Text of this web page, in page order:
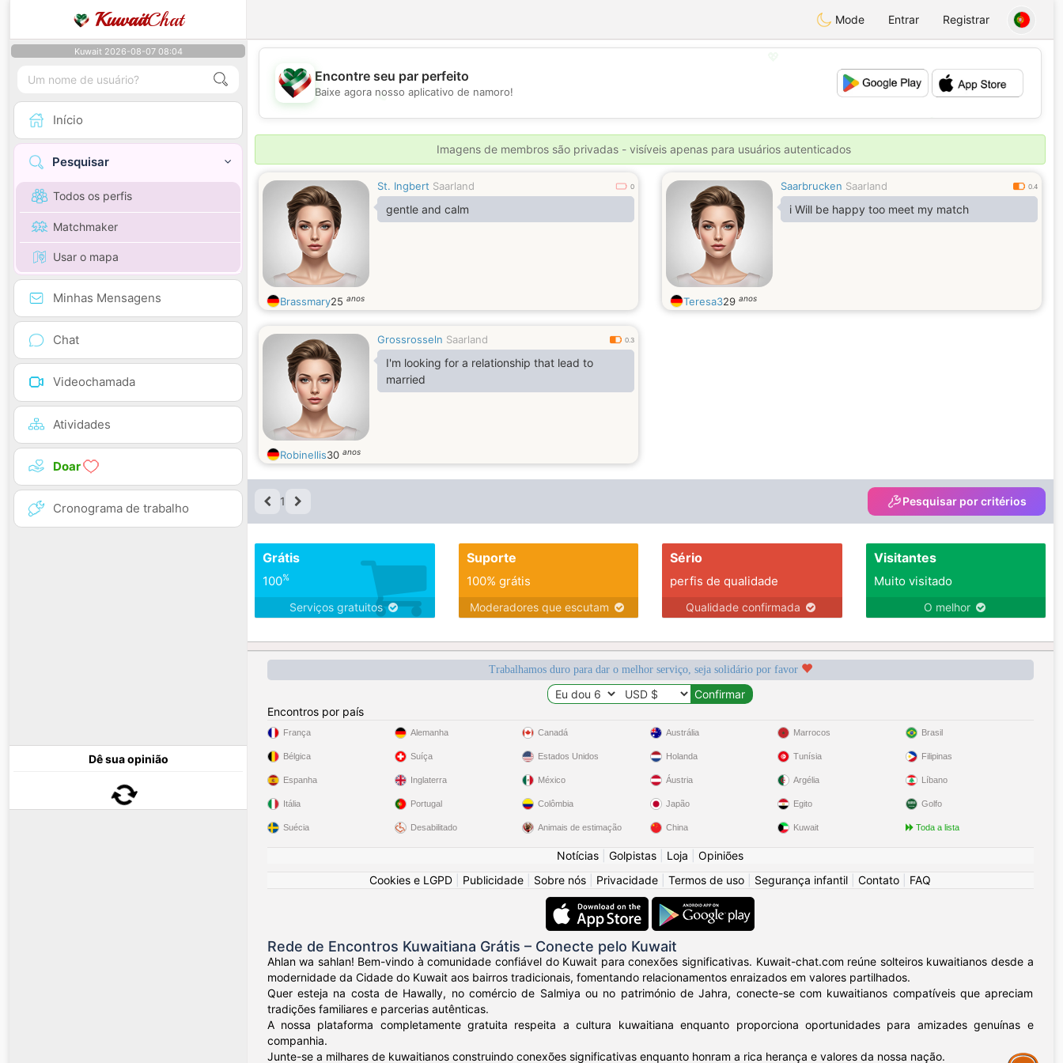
KuwaitChat Mode Entrar Registrar
Kuwait 2026-08-07 08:04
Início
Pesquisar
Todos os perfis
Matchmaker
Usar o mapa
Minhas Mensagens
Chat
Videochamada
Atividades
Doar
Cronograma de trabalho
Dê sua opinião
💖
💕
💕
Encontre seu par perfeito
Baixe agora nosso aplicativo de namoro!
Imagens de membros são privadas - visíveis apenas para usuários autenticados
St. Ingbert Saarland 0
gentle and calm
Brassmary25 anos
Saarbrucken Saarland 0.4
i Will be happy too meet my match
Teresa329 anos
Grossrosseln Saarland 0.3
I'm looking for a relationship that lead to
married
Robinellis30 anos
1 Pesquisar por critérios
Grátis
100%
Serviços gratuitos
Suporte
100% grátis
Moderadores que escutam
Sério
perfis de qualidade
Qualidade confirmada
Visitantes
Muito visitado
O melhor
Trabalhamos duro para dar o melhor serviço, seja solidário por favor
Encontros por país
França
Bélgica
Espanha
Itália
Suécia
Alemanha
Suíça
Inglaterra
Portugal
Desabilitado
Canadá
Estados Unidos
México
Colômbia
Animais de estimação
Austrália
Holanda
Áustria
Japão
China
Marrocos
Tunísia
Argélia
Egito
Kuwait
Brasil
Filipinas
Líbano
Golfo
Toda a lista
Notícias Golpistas Loja
Opiniões
Cookies e LGPD
Publicidade Sobre nós Privacidade Termos de uso Segurança infantil Contato FAQ
Rede de Encontros Kuwaitiana Grátis – Conecte pelo Kuwait
Ahlan wa sahlan! Bem-vindo à comunidade confiável do Kuwait para conexões significativas. Kuwait-chat.com reúne solteiros kuwaitianos desde a
modernidade da Cidade do Kuwait aos bairros tradicionais, fomentando relacionamentos enraizados em valores partilhados.
Quer esteja na costa de Hawally, no comércio de Salmiya ou no património de Jahra, conecte-se com kuwaitianos compatíveis que apreciam
tradições familiares e parcerias autênticas.
A nossa plataforma completamente gratuita respeita a cultura kuwaitiana enquanto proporciona oportunidades para amizades genuínas e
companhia.
Junte-se a milhares de kuwaitianos construindo conexões significativas enquanto honram a rica herança e valores da nossa nação.
Assistance